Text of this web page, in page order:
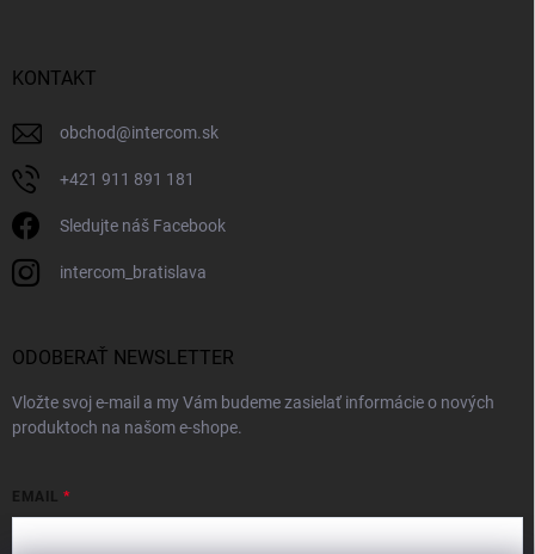
KONTAKT
obchod@intercom.sk
+421 911 891 181
Sledujte náš Facebook
intercom_bratislava
ODOBERAŤ NEWSLETTER
Vložte svoj e-mail a my Vám budeme zasielať informácie o nových
produktoch na našom e-shope.
EMAIL